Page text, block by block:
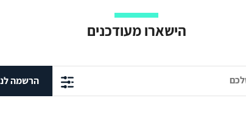
הישארו מעודכנים
הרשמה